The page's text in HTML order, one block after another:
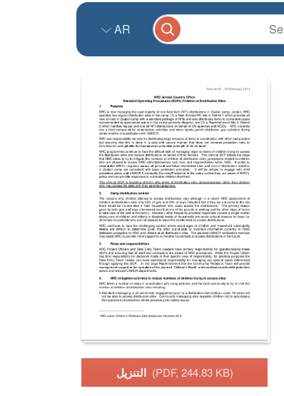
AR
التنزيل (PDF, 244.83 KB)